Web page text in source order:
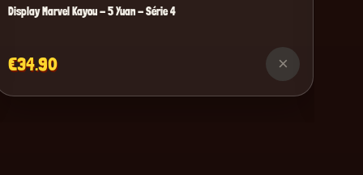
Display Marvel Kayou - 5 Yuan - Série 4
€34.90 ×